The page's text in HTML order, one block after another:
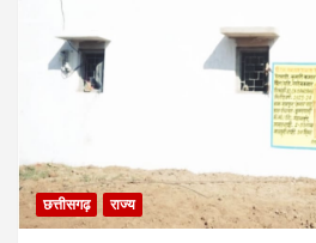
छत्तीसगढ़ राज्य